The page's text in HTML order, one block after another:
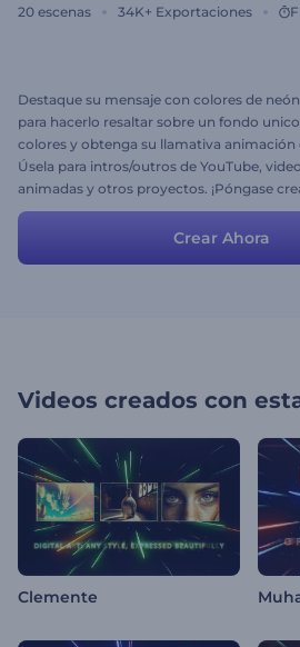
20 escenas 34K+ Exportaciones
Destaque su mensaje con colores de
para hacerlo resaltar sobre un fondo
colores y obtenga su llamativa
Úsela para intros/outros de YouTube,
animadas y otros proyectos. ¡Póngase
mismo!
Crear Ahora
Videos creados con
Clemente